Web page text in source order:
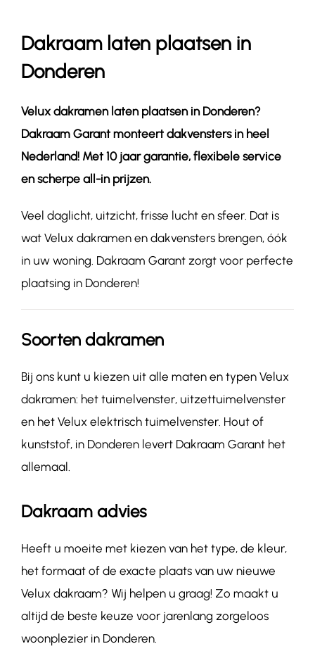
Contact
Dakraam laten plaatsen in
Donderen
Velux dakramen laten plaatsen in Donderen?
Dakraam Garant monteert dakvensters in heel
Nederland! Met 10 jaar garantie, flexibele service
en scherpe all-in prijzen.
Veel daglicht, uitzicht, frisse lucht en sfeer. Dat is
wat Velux dakramen en dakvensters brengen, óók
in uw woning. Dakraam Garant zorgt voor perfecte
plaatsing in Donderen!
Soorten dakramen
Bij ons kunt u kiezen uit alle maten en typen Velux
dakramen: het tuimelvenster, uitzettuimelvenster
en het Velux elektrisch tuimelvenster. Hout of
kunststof, in Donderen levert Dakraam Garant het
allemaal.
Dakraam advies
Heeft u moeite met kiezen van het type, de kleur,
het formaat of de exacte plaats van uw nieuwe
Velux dakraam? Wij helpen u graag! Zo maakt u
altijd de beste keuze voor jarenlang zorgeloos
woonplezier in Donderen.